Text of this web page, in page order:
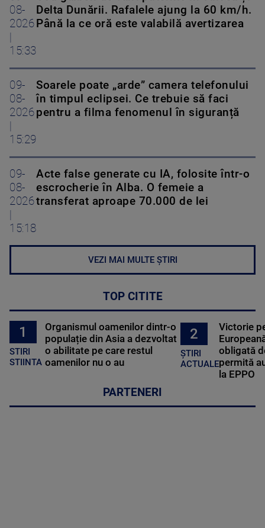
08-
2026
15:33
Delta Dunării. Rafalele ajung la 60 km/h.
Până la ce oră este valabilă avertizarea
09-
08-
2026
15:29
Soarele poate „arde” camera telefonului
în timpul eclipsei. Ce trebuie să faci
pentru a filma fenomenul în siguranță
09-
08-
2026
15:18
Acte false generate cu IA, folosite într-o
escrocherie în Alba. O femeie a
transferat aproape 70.000 de lei
VEZI MAI MULTE ȘTIRI
TOP CITITE
1
STIRI
STIINTA
Organismul oamenilor dintr-o
populație din Asia a dezvoltat
o abilitate pe care restul
oamenilor nu o au
2
ȘTIRI
ACTUALE
Victorie
obligată
permită
la EPPO
PARTENERI